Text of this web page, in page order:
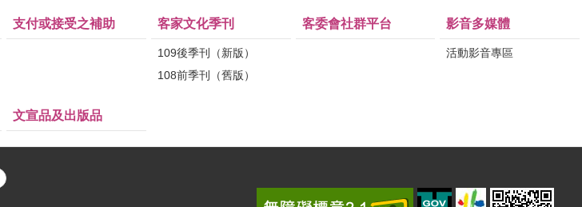
支付或接受之補助 客家文化季刊
109後季刊（新版）
108前季刊（舊版）
客委會社群平台 影音多媒體
活動影音專區
文宣品及出版品